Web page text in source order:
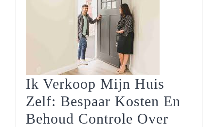
Ik Verkoop Mijn Huis
Zelf: Bespaar Kosten En
Behoud Controle Over